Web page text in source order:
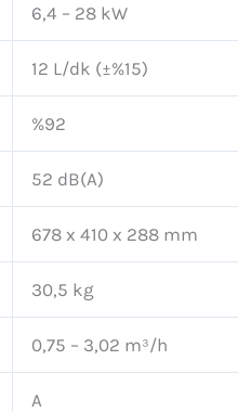
6,4 – 28 kW
12 L/dk (±%15)
%92
52 dB(A)
678 x 410 x 288 mm
30,5 kg
0,75 – 3,02 m³/h
A